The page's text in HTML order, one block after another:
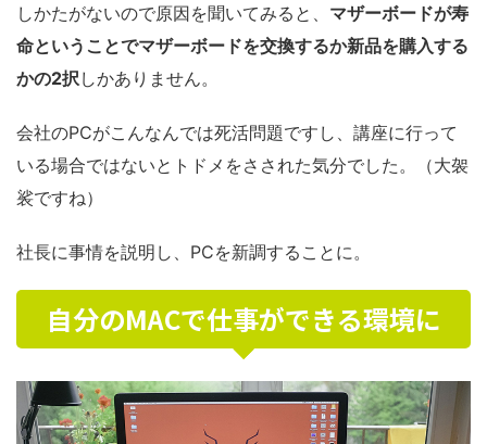
しかたがないので原因を聞いてみると、 マザーボードが寿
命ということでマザーボードを交換するか新品を購入する
かの2択 しかありません。
会社のPCがこんなんでは死活問題ですし、講座に行って
いる場合ではないとトドメをさされた気分でした。（大袈
裟ですね）
社長に事情を説明し、PCを新調することに。
自分のMACで仕事ができる環境に